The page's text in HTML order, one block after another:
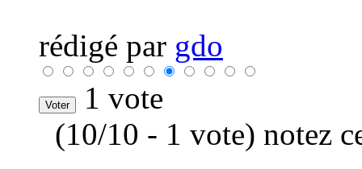
rédigé par gdo
1 vote
(10/10 - 1 vote) notez